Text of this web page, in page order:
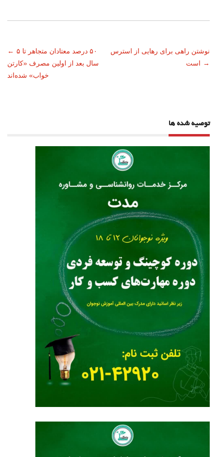
ناوبری
← ۵۰ درصد معتادان متجاهر تا ۵
سال بعد از اولین مصرف «کارتن
خواب» شده‌اند
نوشتن راهی برای رهایی از استرس
است →
توصیه شده ها